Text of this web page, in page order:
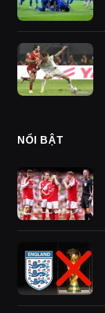
NỔI BẬT